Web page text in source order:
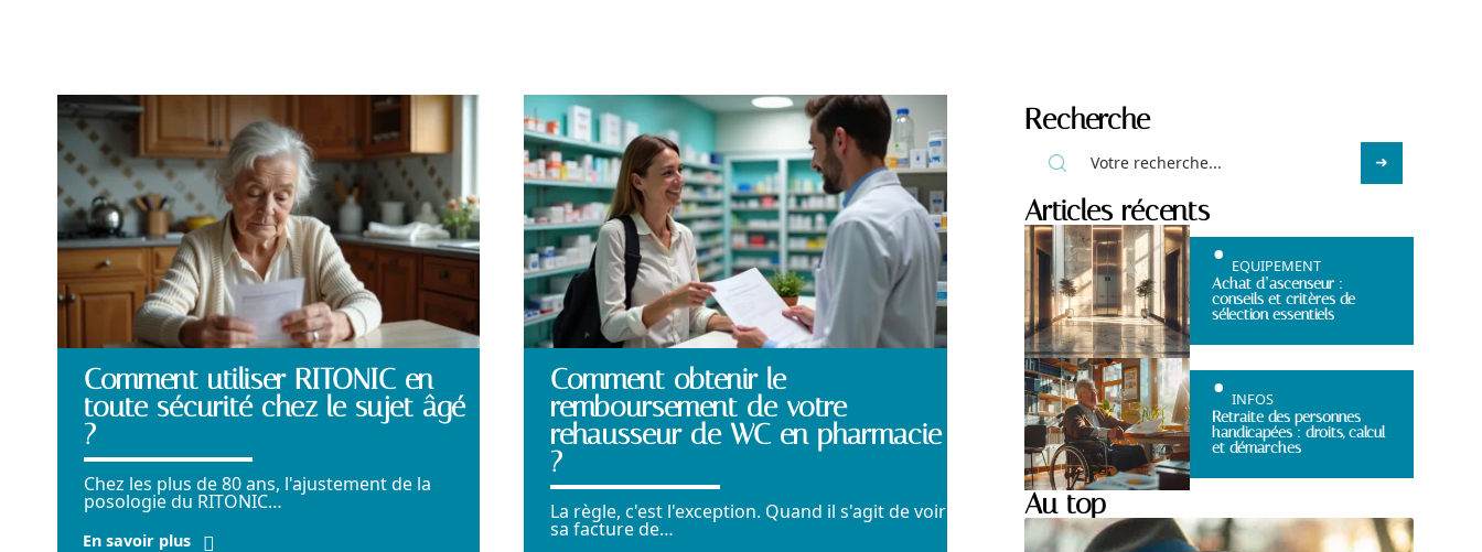
Comment utiliser RITONIC en
toute sécurité chez le sujet âgé
?
Chez les plus de 80 ans, l'ajustement de la
posologie du RITONIC…
En savoir plus
Comment obtenir le
remboursement de votre
rehausseur de WC en pharmacie
?
La règle, c'est l'exception. Quand il s'agit de voir
sa facture de…
Recherche
Articles récents
EQUIPEMENT
Achat d’ascenseur :
conseils et critères de
sélection essentiels
INFOS
Retraite des personnes
handicapées : droits, calcul
et démarches
Au top